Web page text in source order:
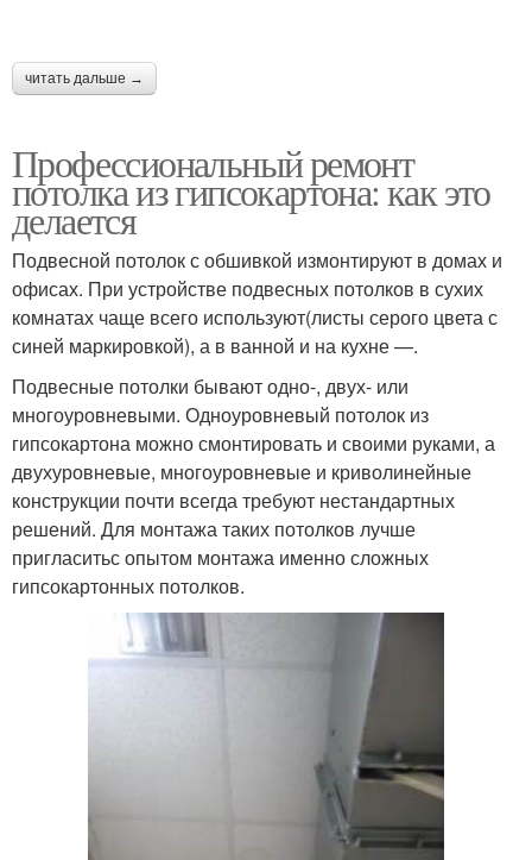
читать дальше →
Профессиональный ремонт
потолка из гипсокартона: как это
делается
Подвесной потолок с обшивкой измонтируют в домах и
офисах. При устройстве подвесных потолков в сухих
комнатах чаще всего используют(листы серого цвета с
синей маркировкой), а в ванной и на кухне —.
Подвесные потолки бывают одно-, двух- или
многоуровневыми. Одноуровневый потолок из
гипсокартона можно смонтировать и своими руками, а
двухуровневые, многоуровневые и криволинейные
конструкции почти всегда требуют нестандартных
решений. Для монтажа таких потолков лучше
пригласитьс опытом монтажа именно сложных
гипсокартонных потолков.